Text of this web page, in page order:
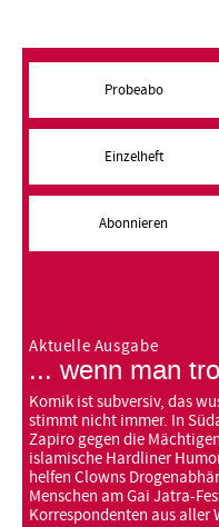
Probeabo
Einzelheft
Abonnieren
Aktuelle Ausgabe
... wenn man
Komik ist subversiv, das
stimmt nicht immer. In
Zapiro gegen die
islamische Hardliner
helfen Clowns
Menschen am Gai Jatra-
Korrespondenten aus aller